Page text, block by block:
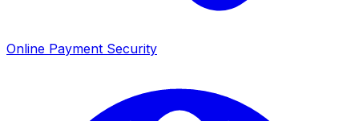
Online Payment Security